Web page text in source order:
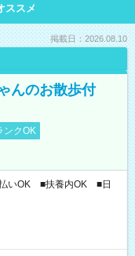
ススメ
掲載日：2026.08.10
んのお散歩付
ンクOK
いOK ■扶養内OK ■日